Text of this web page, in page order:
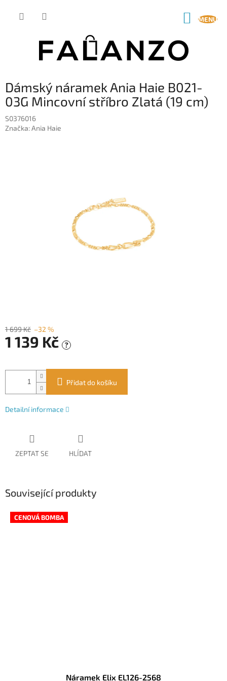
Dámský náramek Ania Haie B021-
03G Mincovní stříbro Zlatá (19 cm)
S0376016
Značka:Ania Haie
1 699 Kč –32 %
1 139 Kč ?
cena:
Přidat do košíku
Detailní informace
ZEPTAT SE HLÍDAT
Související produkty
CENOVÁ BOMBA
Náramek Elix EL126-2568